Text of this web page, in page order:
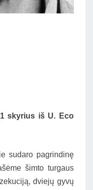
skyrius iš U. Eco
sudaro pagrindinę
šimto turgaus
dviejų gyvų